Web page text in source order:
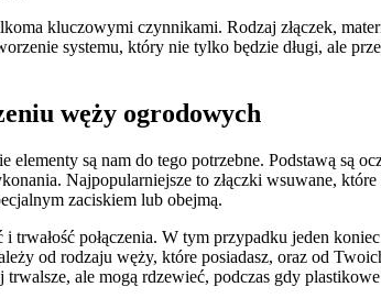
kluczowymi czynnikami. Rodzaj złączek,
systemu, który nie tylko będzie długi, ale
węży ogrodowych
są nam do tego potrzebne. Podstawą są
Najpopularniejsze to złączki wsuwane,
zaciskiem lub obejmą.
trwałość połączenia. W tym przypadku jeden
od rodzaju węży, które posiadasz, oraz od
ale mogą rdzewieć, podczas gdy